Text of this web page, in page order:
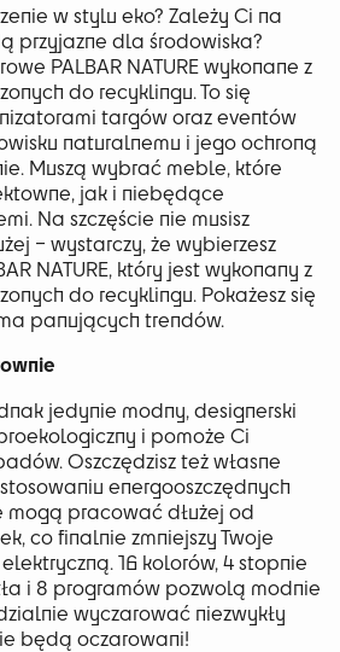
w stylu eko? Zależy Ci na
przyjazne dla środowiska?
PALBAR NATURE wykonane z
do recyklingu. To się
targów oraz eventów
naturalnemu i jego ochroną
Muszą wybrać meble, które
jak i niebędące
Na szczęście nie musisz
– wystarczy, że wybierzesz
NATURE, który jest wykonany z
do recyklingu. Pokażesz się
panujących trendów.
jedynie modny, designerski
i pomoże Ci
Oszczędzisz też własne
energooszczędnych
mogą pracować dłużej od
co finalnie zmniejszy Twoje
16 kolorów, 4 stopnie
i 8 programów pozwolą modnie
wyczarować niezwykły
będą oczarowani!